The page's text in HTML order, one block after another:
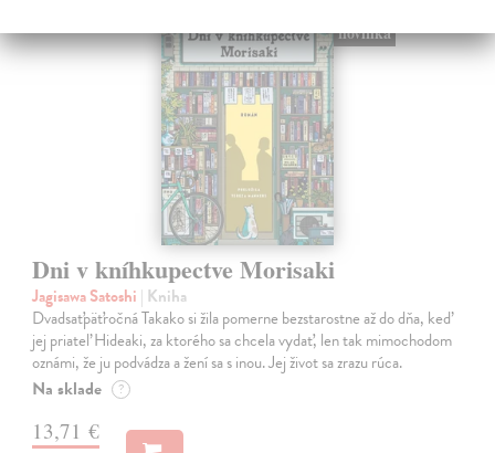
novinka
Dni v kníhkupectve Morisaki
Jagisawa Satoshi | Kniha
Dvadsaťpäťročná Takako si žila pomerne bezstarostne až do dňa, keď
jej priateľ Hideaki, za ktorého sa chcela vydať, len tak mimochodom
oznámi, že ju podvádza a žení sa s inou. Jej život sa zrazu rúca.
Na sklade ?
13,71 €